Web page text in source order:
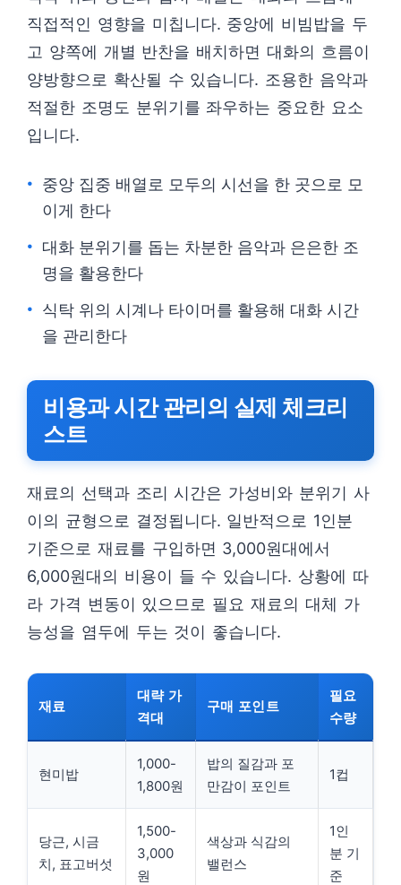
직접적인 영향을 미칩니다. 중앙에 비빔밥을 두
고 양쪽에 개별 반찬을 배치하면 대화의 흐름이
양방향으로 확산될 수 있습니다. 조용한 음악과
적절한 조명도 분위기를 좌우하는 중요한 요소
입니다.
중앙 집중 배열로 모두의 시선을 한 곳으로 모
이게 한다
대화 분위기를 돕는 차분한 음악과 은은한 조
명을 활용한다
식탁 위의 시계나 타이머를 활용해 대화 시간
을 관리한다
비용과 시간 관리의 실제 체크리
스트
재료의 선택과 조리 시간은 가성비와 분위기 사
이의 균형으로 결정됩니다. 일반적으로 1인분
기준으로 재료를 구입하면 3,000원대에서
6,000원대의 비용이 들 수 있습니다. 상황에 따
라 가격 변동이 있으므로 필요 재료의 대체 가
능성을 염두에 두는 것이 좋습니다.
재료
대략 가
격대
구매 포인트
필요
수량
현미밥
1,000-
1,800원
밥의 질감과 포
만감이 포인트
1컵
당근, 시금
치, 표고버섯
1,500-
3,000
원
색상과 식감의
밸런스
1인
분 기
준